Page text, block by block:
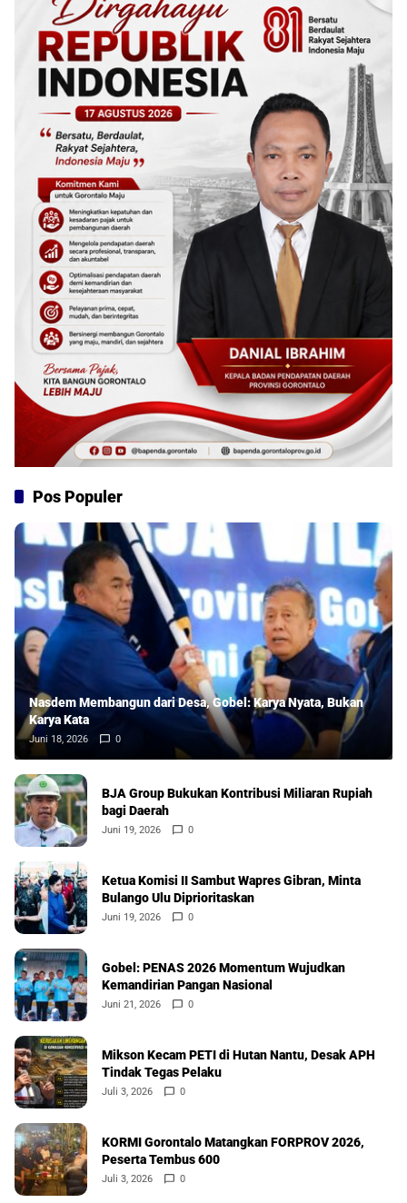
Pos Populer
Nasdem Membangun dari Desa, Gobel: Karya Nyata, Bukan
Karya Kata
Juni 18, 2026 0
BJA Group Bukukan Kontribusi Miliaran Rupiah
bagi Daerah
Juni 19, 2026 0
Ketua Komisi II Sambut Wapres Gibran, Minta
Bulango Ulu Diprioritaskan
Juni 19, 2026 0
Gobel: PENAS 2026 Momentum Wujudkan
Kemandirian Pangan Nasional
Juni 21, 2026 0
Mikson Kecam PETI di Hutan Nantu, Desak APH
Tindak Tegas Pelaku
Juli 3, 2026 0
KORMI Gorontalo Matangkan FORPROV 2026,
Peserta Tembus 600
Juli 3, 2026 0